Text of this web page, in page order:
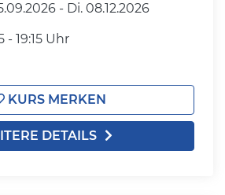
- Di. 08.12.2026
- 19:15 Uhr
KURS MERKEN
DETAILS